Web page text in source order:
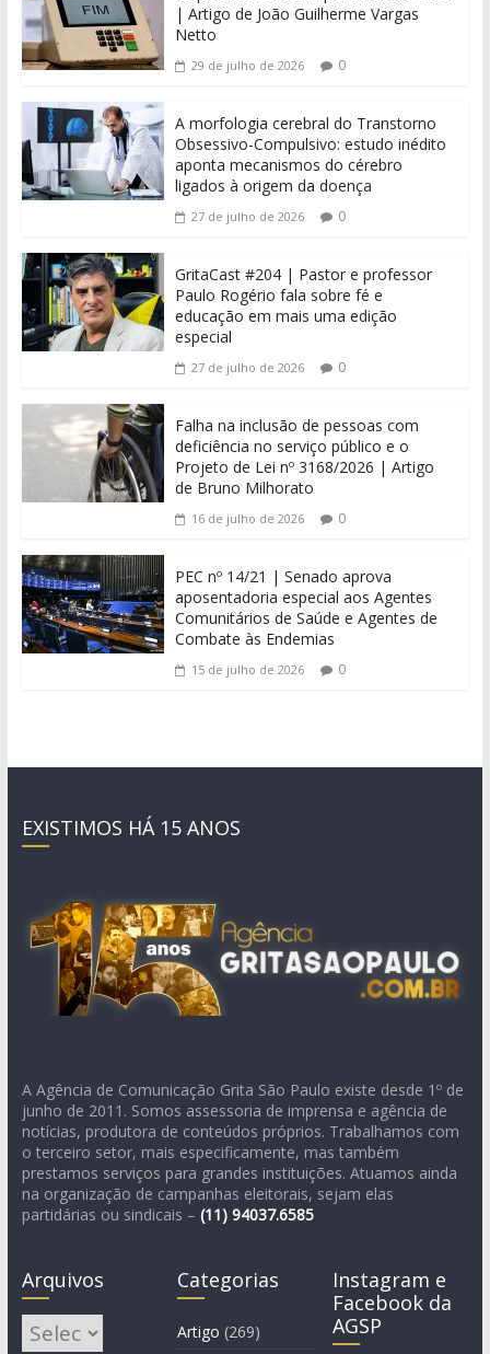
| Artigo de João Guilherme Vargas
Netto
29 de julho de 2026 0
A morfologia cerebral do Transtorno
Obsessivo-Compulsivo: estudo inédito
aponta mecanismos do cérebro
ligados à origem da doença
27 de julho de 2026 0
GritaCast #204 | Pastor e professor
Paulo Rogério fala sobre fé e
educação em mais uma edição
especial
27 de julho de 2026 0
Falha na inclusão de pessoas com
deficiência no serviço público e o
Projeto de Lei nº 3168/2026 | Artigo
de Bruno Milhorato
16 de julho de 2026 0
PEC nº 14/21 | Senado aprova
aposentadoria especial aos Agentes
Comunitários de Saúde e Agentes de
Combate às Endemias
15 de julho de 2026 0
EXISTIMOS HÁ 15 ANOS
A Agência de Comunicação Grita São Paulo existe desde 1º de
junho de 2011. Somos assessoria de imprensa e agência de
notícias, produtora de conteúdos próprios. Trabalhamos com
o terceiro setor, mais especificamente, mas também
prestamos serviços para grandes instituições. Atuamos ainda
na organização de campanhas eleitorais, sejam elas
partidárias ou sindicais – (11) 94037.6585
Arquivos
Arquivos
Categorias
Artigo (269)
Instagram e
Facebook da
AGSP